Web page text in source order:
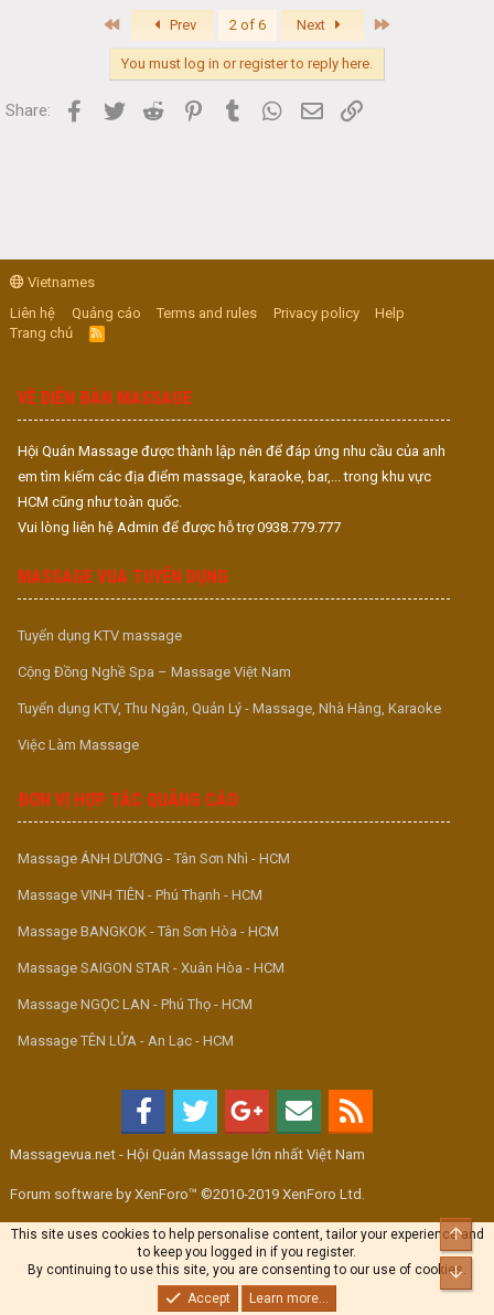
First Prev 2 of 6 Next
You must log in or register to reply here.
Share: Facebook
Twitter Reddit PinterestTumblr WhatsApp
Email
Vietnames
Liên hệ
Quảng cáo Terms and rules Privacy policy
Help
Trang chủ
R
S
VỀ DIỄN ĐÀN MASSAGE
Hội Quán Massage được thành lập nên để đáp ứng nhu cầu của anh
em tìm kiếm các địa điểm massage, karaoke, bar,... trong khu vực
HCM cũng như toàn quốc.
Vui lòng liên hệ Admin để được hỗ trợ 0938.779.777
MASSAGE VUA TUYỂN DỤNG
Tuyển dụng KTV massage
Cộng Đồng Nghề Spa – Massage Việt Nam
Tuyển dụng KTV, Thu Ngân, Quản Lý - Massage, Nhà Hàng, Karaoke
Việc Làm Massage
ĐƠN VỊ HỢP TÁC QUẢNG CÁO
Massage ÁNH DƯƠNG - Tân Sơn Nhì - HCM
Massage VINH TIÊN - Phú Thạnh - HCM
Massage BANGKOK - Tân Sơn Hòa - HCM
Massage SAIGON STAR - Xuân Hòa - HCM
Massage NGỌC LAN - Phú Thọ - HCM
Massage TÊN LỬA - An Lạc - HCM
Massagevua.net - Hội Quán Massage lớn nhất Việt Nam
Forum software by XenForo™ ©2010-2019 XenForo Ltd.
This site uses cookies to help personalise content, tailor your experience and
to keep you logged in if you register.
By continuing to use this site, you are consenting to our use of cookies.
Accept
Learn more...
Top